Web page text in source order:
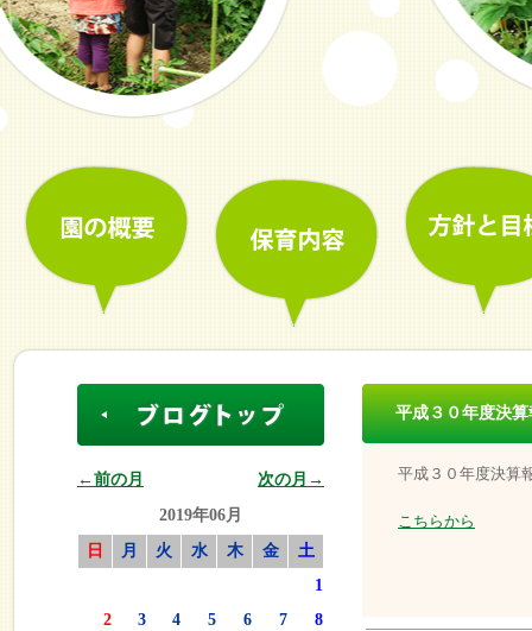
←前の月
次の月→
2019年06月
日
月 火 水 木 金
土
1
2
3 4 5 6 7
8
平成３０年度決算
平成３０年度決算
こちらから